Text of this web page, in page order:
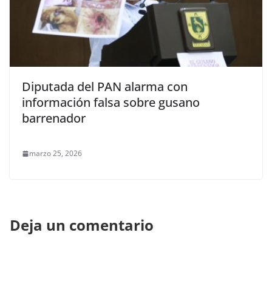
Diputada del PAN alarma con
información falsa sobre gusano
barrenador
marzo 25, 2026
Deja un comentario